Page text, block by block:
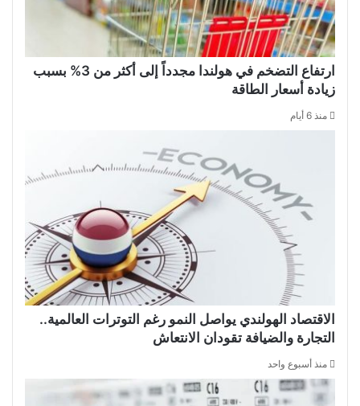
ارتفاع التضخم في هولندا مجدداً إلى أكثر من 3% بسبب
زيادة أسعار الطاقة
منذ 6 أيام
الاقتصاد الهولندي يواصل النمو رغم التوترات العالمية..
التجارة والضيافة تقودان الانتعاش
منذ أسبوع واحد